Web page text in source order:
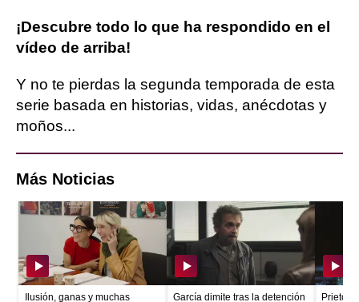
¡Descubre todo lo que ha respondido en el
vídeo de arriba!
Y no te pierdas la segunda temporada de esta
serie basada en historias, vidas, anécdotas y
moños...
Más Noticias
Ilusión, ganas y muchas García dimite tras la detención Prieto